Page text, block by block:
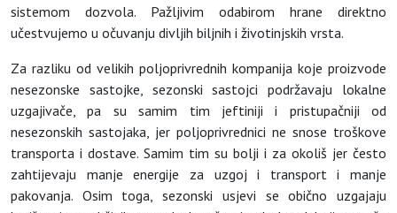
sistemom dozvola. Pažljivim odabirom hrane direktno
učestvujemo u očuvanju divljih biljnih i životinjskih vrsta.
Za razliku od velikih poljoprivrednih kompanija koje proizvode
nesezonske sastojke, sezonski sastojci podržavaju lokalne
uzgajivače, pa su samim tim jeftiniji i pristupačniji od
nesezonskih sastojaka, jer poljoprivrednici ne snose troškove
transporta i dostave. Samim tim su bolji i za okoliš jer često
zahtijevaju manje energije za uzgoj i transport i manje
pakovanja. Osim toga, sezonski usjevi se obično uzgajaju